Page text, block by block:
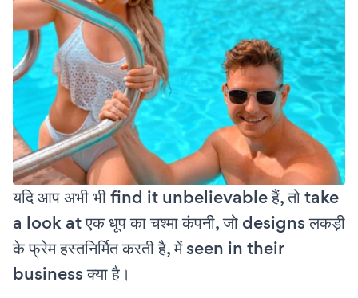
यदि आप अभी भी find it unbelievable हैं, तो take
a look at एक धूप का चश्मा कंपनी, जो designs लकड़ी
के फ्रेम हस्तनिर्मित करती है, में seen in their
business क्या है।